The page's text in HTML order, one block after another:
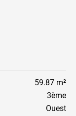
59.87 m²
3ème
Ouest